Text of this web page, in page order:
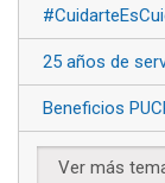
25 años de
Beneficios